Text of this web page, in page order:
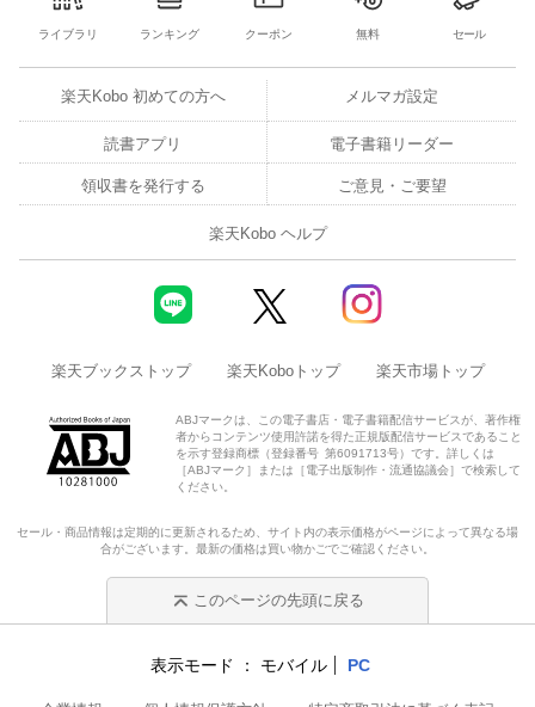
ライブラリ ランキング クーポン 無料 セール
楽天Kobo 初めての方へ メルマガ設定
読書アプリ 電子書籍リーダー
領収書を発行する ご意見・ご要望
楽天Kobo ヘルプ
楽天ブックストップ 楽天Koboトップ 楽天市場トップ
ABJマークは、この電子書店・電子書籍配信サービスが、著作権
者からコンテンツ使用許諾を得た正規版配信サービスであること
を示す登録商標（登録番号 第6091713号）です。詳しくは
［ABJマーク］または［電子出版制作・流通協議会］で検索して
ください。
セール・商品情報は定期的に更新されるため、サイト内の表示価格がページによって異なる場
合がございます。最新の価格は買い物かごでご確認ください。
このページの先頭に戻る
表示モード モバイル PC